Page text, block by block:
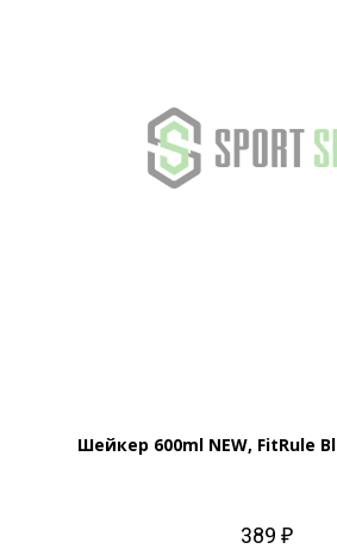
Шейкер 600ml NEW, FitRule
389 ₽